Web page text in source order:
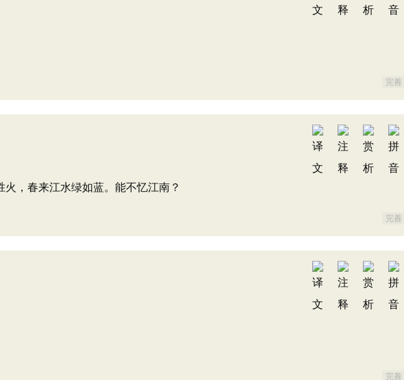
完善
，春来江水绿如蓝。能不忆江南？
完善
完善